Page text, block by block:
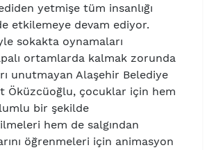
yetmişe tüm insanlığı
etkilemeye devam ediyor.
sokakta oynamaları
ortamlarda kalmak zorunda
unutmayan Alaşehir Belediye
Öküzcüoğlu, çocuklar için hem
bir şekilde
hem de salgından
öğrenmeleri için animasyon